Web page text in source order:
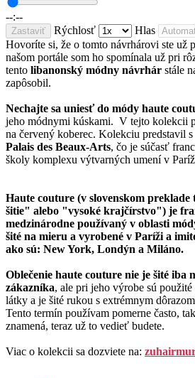
--:--
Zastaviť Rýchlosť
Hlas
Hovoríte si, že o tomto návrhárovi ste už
našom portále som ho spomínala už pri
tento libanonský módny návrhár stále
zapôsobil.
Nechajte sa uniesť do módy haute
jeho módnymi kúskami. V tejto kolekcii
na červený koberec. Kolekciu predstavil
Palais des Beaux-Arts, čo je súčasť
školy komplexu výtvarných umení v
Haute couture (v slovenskom preklade
šitie" alebo "vysoké krajčírstvo") je
medzinárodne používaný v oblasti
šité na mieru a vyrobené v Paríži a
ako sú: New York, Londýn a Miláno.
Oblečenie haute couture nie je šité iba
zákazníka, ale pri jeho výrobe sú
látky a je šité rukou s extrémnym
Tento termín používam pomerne často,
znamená, teraz už to vedieť budete.
Viac o kolekcii sa dozviete na: